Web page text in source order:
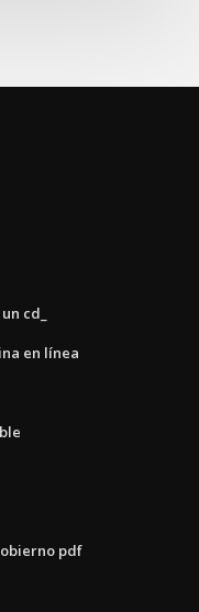
cd_
en línea
pdf